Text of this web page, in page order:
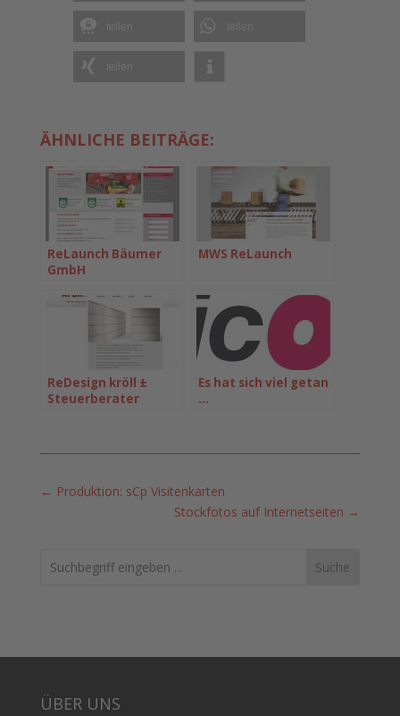
teilen teilen
teilen
ÄHNLICHE BEITRÄGE:
ReLaunch Bäumer
GmbH
MWS ReLaunch
ReDesign kröll ±
Steuerberater
Es hat sich viel getan
…
← Produktion: sCp Visitenkarten
Stockfotos auf Internetseiten →
Search
ÜBER UNS